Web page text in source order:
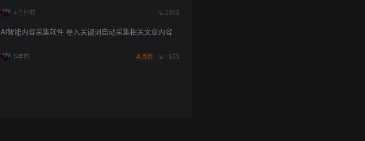
4个月前 2363
AI智能内容采集软件 导入关键词自动采集相关文章内容
5年前 免费 1853